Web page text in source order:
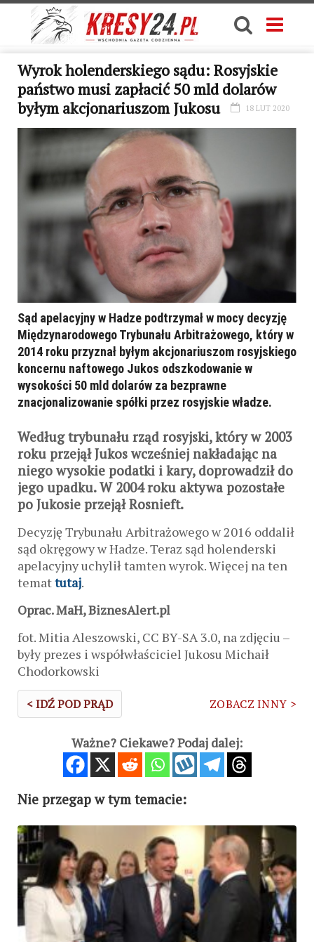
Wyrok holenderskiego sądu: Rosyjskie
państwo musi zapłacić 50 mld dolarów
byłym akcjonariuszom Jukosu
18 LUT 2020
Sąd apelacyjny w Hadze podtrzymał w mocy decyzję
Międzynarodowego Trybunału Arbitrażowego, który w
2014 roku przyznał byłym akcjonariuszom rosyjskiego
koncernu naftowego Jukos odszkodowanie w
wysokości 50 mld dolarów za bezprawne
znacjonalizowanie spółki przez rosyjskie władze.
Według trybunału rząd rosyjski, który w 2003
roku przejął Jukos wcześniej nakładając na
niego wysokie podatki i kary, doprowadził do
jego upadku. W 2004 roku aktywa pozostałe
po Jukosie przejął Rosnieft.
Decyzję Trybunału Arbitrażowego w 2016 oddalił
sąd okręgowy w Hadze. Teraz sąd holenderski
apelacyjny uchylił tamten wyrok. Więcej na ten
temattutaj.
Oprac. MaH, BiznesAlert.pl
fot. Mitia Aleszowski, CC BY-SA 3.0, na zdjęciu –
były prezes i współwłaściciel Jukosu Michaił
Chodorkowski
< IDŹ POD PRĄD ZOBACZ INNY >
Ważne? Ciekawe? Podaj dalej:
Nie przegap w tym temacie: